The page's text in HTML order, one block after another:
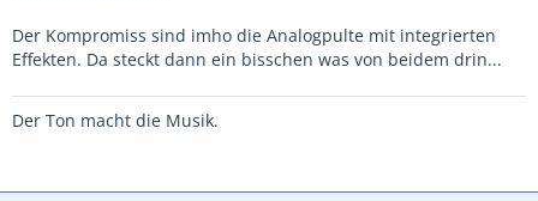
Der Kompromiss sind imho die Analogpulte mit integrierten
Effekten. Da steckt dann ein bisschen was von beidem drin...
Der Ton macht die Musik.